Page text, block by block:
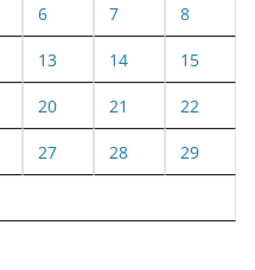
6 7 8
13 14 15
20 21 22
27 28 29